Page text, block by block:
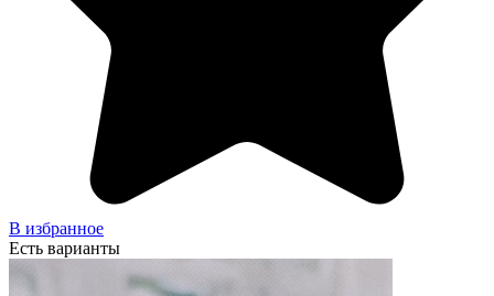
В избранное
Есть варианты